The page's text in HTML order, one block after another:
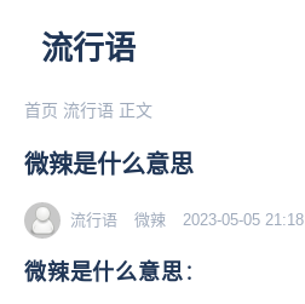
流行语
首页 流行语 正文
微辣是什么意思
流行语 微辣 2023-05-05 21:18
微辣是什么意思 ：